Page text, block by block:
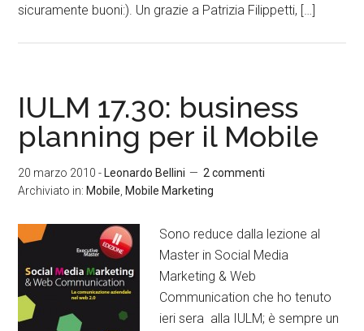
sicuramente buoni:). Un grazie a Patrizia Filippetti, […]
IULM 17.30: business
planning per il Mobile
20 marzo 2010 - Leonardo Bellini
2 commenti
Archiviato in: Mobile Mobile Marketing
Sono reduce dalla lezione al
Master in Social Media
Marketing & Web
Communication che ho tenuto
ieri sera alla IULM; è sempre un